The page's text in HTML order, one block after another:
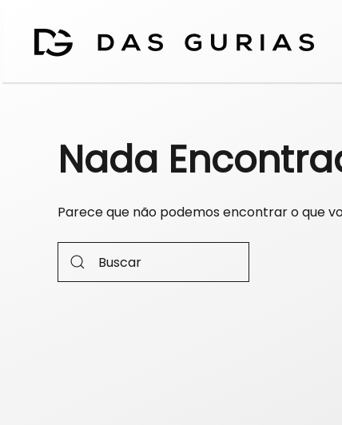
Nada
Parece que não podemos encontrar o que